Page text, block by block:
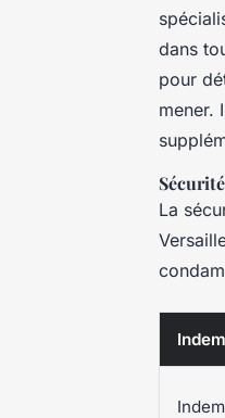
dans
pour
mener.
La